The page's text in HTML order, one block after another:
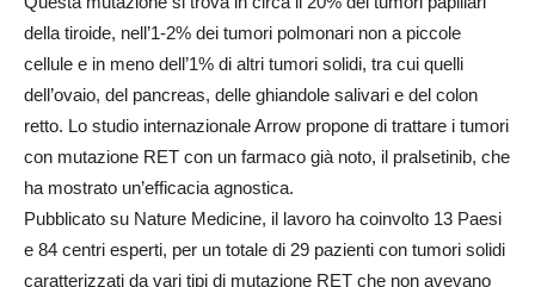
della tiroide, nell’1-2% dei tumori polmonari non a piccole
cellule e in meno dell’1% di altri tumori solidi, tra cui quelli
dell’ovaio, del pancreas, delle ghiandole salivari e del colon
retto. Lo studio internazionale Arrow propone di trattare i tumori
con mutazione RET con un farmaco già noto, il pralsetinib, che
ha mostrato un’efficacia agnostica.
Pubblicato su Nature Medicine, il lavoro ha coinvolto 13 Paesi
e 84 centri esperti, per un totale di 29 pazienti con tumori solidi
caratterizzati da vari tipi di mutazione RET che non avevano